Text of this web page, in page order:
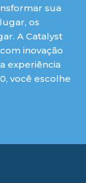
sua
os
A Catalyst
inovação
experiência
você escolhe